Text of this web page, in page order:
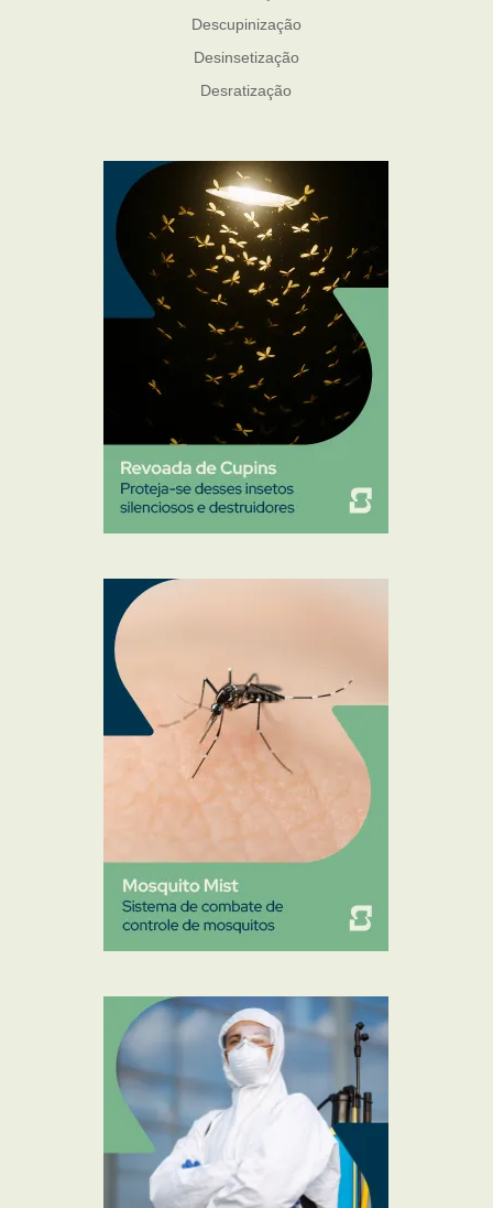
Descupinização
Desinsetização
Desratização
Mosquito Mist
Mosquitos
Percevejo de Cama
Pulgas e Carrapatos
Ratos
Sanitização
Traças